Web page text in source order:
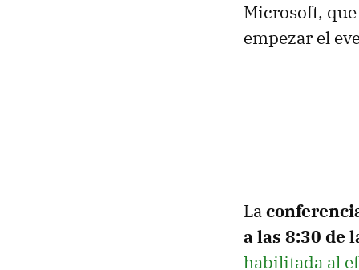
Microsoft,
empezar el
La
a las 8:30 de
habilitada al